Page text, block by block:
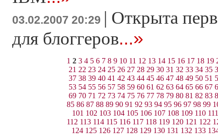
03.02.2007 20:29 | Открыта
для блоггеров...»
1 2 3 4 5 6 7 8 9 10 11 12 13 14 15 16 17 18 19
21 22 23 24 25 26 27 28 29 30 31 32 33 34 35
37 38 39 40 41 42 43 44 45 46 47 48 49 50 51
53 54 55 56 57 58 59 60 61 62 63 64 65 66 67
69 70 71 72 73 74 75 76 77 78 79 80 81 82 83
85 86 87 88 89 90 91 92 93 94 95 96 97 98 99
101 102 103 104 105 106 107 108 109 110 111
112 113 114 115 116 117 118 119 120 121 122
124 125 126 127 128 129 130 131 132 133